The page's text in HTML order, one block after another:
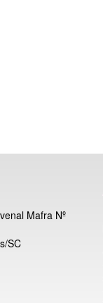
Mafra Nº
SC